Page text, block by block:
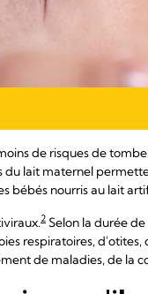
de risques de
lait maternel
bébés nourris au lait
2 Selon la durée
respiratoires, d'otites,
de maladies, de la